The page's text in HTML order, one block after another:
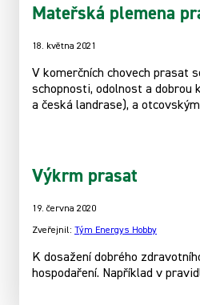
Mateřská plemena
18. května 2021
V komerčních chovech prasat
schopnosti, odolnost a dobrou
a česká landrase), a
Výkrm prasat
19. června 2020
Zveřejnil: Tým Energys Hobby
K dosažení dobrého
hospodaření. Například v